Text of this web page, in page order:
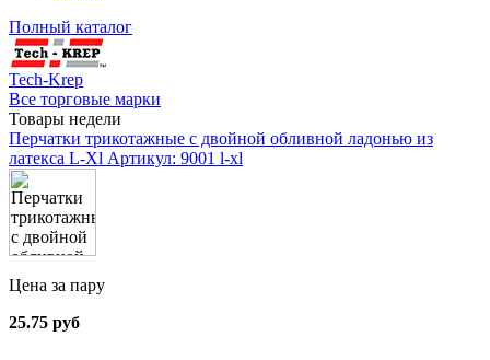
Полный каталог
Tech-Krep
Все торговые марки
Товары недели
Перчатки трикотажные с двойной обливной ладонью из
латекса L-Xl Артикул: 9001 l-xl
Цена за пару
25.75 руб